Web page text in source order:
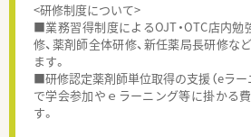
<研修制度について>
■業務習得制度によるOJT・OTC店内勉
修、薬剤師全体研修、新任薬局長研修な
ます。
■研修認定薬剤師単位取得の支援（eラ
で学会参加やｅラーニング等に掛かる
す。